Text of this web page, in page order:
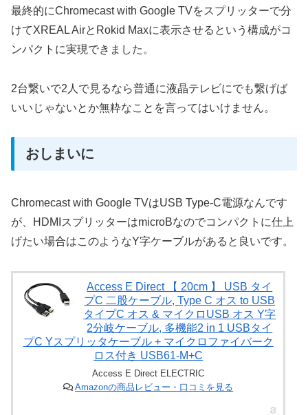
最終的にChromecast with Google TVをスプリッターで分
けてXREAL AirとRokid Maxに表示させるという構成がコ
ンパクトに実現できました。
2台繋いで2人で見るなら普通に液晶テレビにでも繋げば
いいじゃないとか無粋なことを言ってはいけません。
おしまいに
Chromecast with Google TVはUSB Type-C電源なんです
が、HDMIスプリッターはmicroBなのでコンパクトに仕上
げたい場合はこのようなY字ケーブルがあると良いです。
Access E Direct 【 20cm 】 USB タイ
プC 二股ケーブル, Type C オス to USB
タイプC オス & マイクロUSB オス Y字
2分岐ケーブル, 多機能2 in 1 USBタイ
プC Yスプリッタケーブル + マイクロファイバーク
ロス付き USB61-M+C
Access E Direct ELECTRIC
Amazonの商品レビュー・口コミを見る